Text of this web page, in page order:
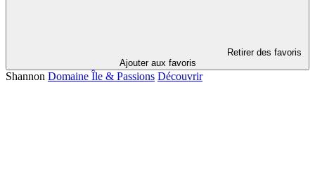
Retirer des favoris
Ajouter aux favoris
Shannon Domaine Île & Passions Découvrir